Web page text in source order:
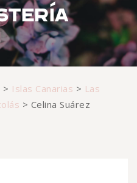
> Islas Canarias > Las
> Celina Suárez